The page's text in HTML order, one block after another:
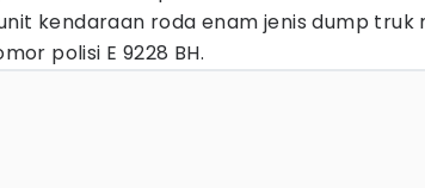
kendaraan roda enam jenis dump truk
polisi E 9228 BH.